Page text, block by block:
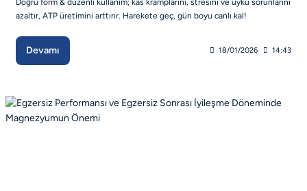
Doğru form & düzenli kullanım; kas kramplarını, stresini ve uyku sorunlarını
azaltır, ATP üretimini arttırır. Harekete geç, gün boyu canlı kal!
Devamı 18/01/2026 14:43